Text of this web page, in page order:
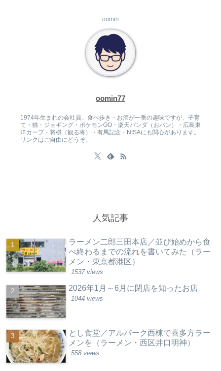
oomin
oomin77
1974年生まれの会社員。食べ歩き・お酒が一番の趣味ですが、子育
て・猫・ジョギング・ポケモンGO・楽天パンダ（おパン）・広島東
洋カープ・将棋（観る将）・有馬記念・NISAにも関心があります。
リンクはご自由にどうぞ。
人気記事
ラーメン二郎三田本店／並び始めから食
べ終わるまでの流れを書いてみた（ラー
メン・東京都港区）
1537 views
2026年1月～6月に閉店を知ったお店
1044 views
とし食堂／アルパーク西棟で喜多方ラー
メンを（ラーメン・西区井口明神）
558 views